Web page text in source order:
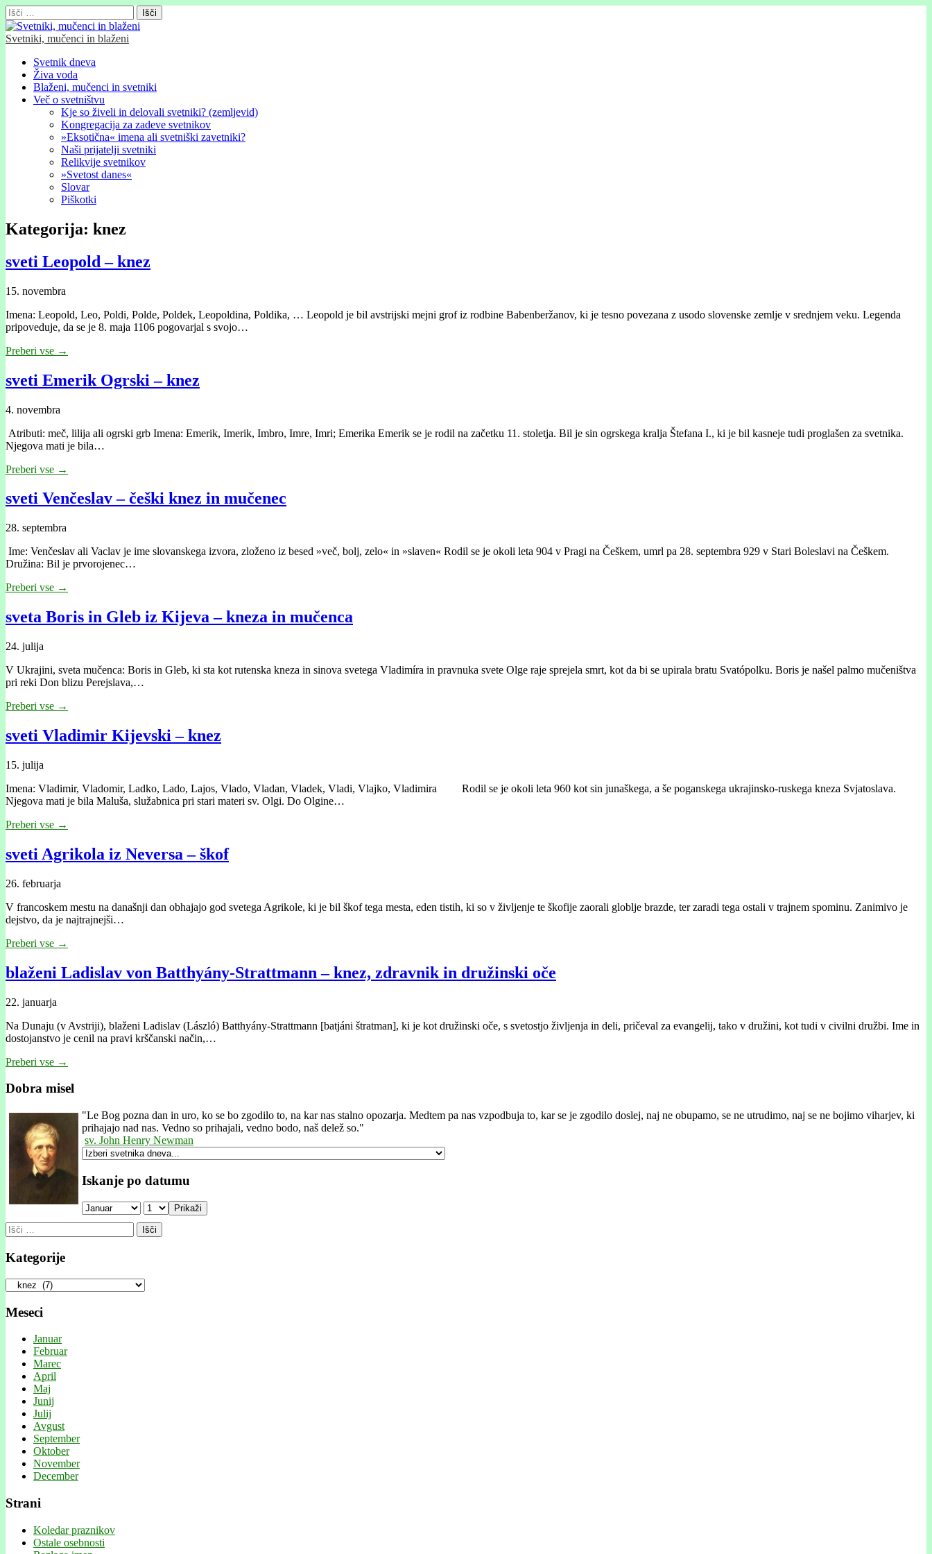
Išči:
Svetniki, mučenci in blaženi
Glavni
meni
Skip
content
Svetnik dneva
Živa voda
Blaženi, mučenci in svetniki
Več o svetništvu
Kje so živeli in delovali svetniki? (zemljevid)
Kongregacija za zadeve svetnikov
»Eksotična« imena ali svetniški zavetniki?
Naši prijatelji svetniki
Relikvije svetnikov
»Svetost danes«
Slovar
Piškotki
Kategorija: knez
sveti Leopold – knez
15. novembra
Imena: Leopold, Leo, Poldi, Polde, Poldek, Leopoldina, Poldika, … Leopold je bil avstrijski mejni grof iz rodbine Babenberžanov, ki je tesno povezana z usodo slovenske zemlje v srednjem veku. Legenda
pripoveduje, da se je 8. maja 1106 pogovarjal s svojo…
Preberi vse →
sveti Emerik Ogrski – knez
4. novembra
Atributi: meč, lilija ali ogrski grb Imena: Emerik, Imerik, Imbro, Imre, Imri; Emerika Emerik se je rodil na začetku 11. stoletja. Bil je sin ogrskega kralja Štefana I., ki je bil kasneje tudi proglašen za svetnika.
Njegova mati je bila…
Preberi vse →
sveti Venčeslav – češki knez in mučenec
28. septembra
Ime: Venčeslav ali Vaclav je ime slovanskega izvora, zloženo iz besed »več, bolj, zelo« in »slaven« Rodil se je okoli leta 904 v Pragi na Češkem, umrl pa 28. septembra 929 v Stari Boleslavi na Češkem.
Družina: Bil je prvorojenec…
Preberi vse →
sveta Boris in Gleb iz Kijeva – kneza in mučenca
24. julija
V Ukrajini, sveta mučenca: Boris in Gleb, ki sta kot rutenska kneza in sinova svetega Vladimíra in pravnuka svete Olge raje sprejela smrt, kot da bi se upirala bratu Svatópolku. Boris je našel palmo mučeništva
pri reki Don blizu Perejslava,…
Preberi vse →
sveti Vladimir Kijevski – knez
15. julija
Imena: Vladimir, Vladomir, Ladko, Lado, Lajos, Vlado, Vladan, Vladek, Vladi, Vlajko, Vladimira Rodil se je okoli leta 960 kot sin junaškega, a še poganskega ukrajinsko-ruskega kneza Svjatoslava.
Njegova mati je bila Maluša, služabnica pri stari materi sv. Olgi. Do Olgine…
Preberi vse →
sveti Agrikola iz Neversa – škof
26. februarja
V francoskem mestu na današnji dan obhajajo god svetega Agrikole, ki je bil škof tega mesta, eden tistih, ki so v življenje te škofije zaorali globlje brazde, ter zaradi tega ostali v trajnem spominu. Zanimivo je
dejstvo, da je najtrajnejši…
Preberi vse →
blaženi Ladislav von Batthyány-Strattmann – knez, zdravnik in družinski oče
22. januarja
Na Dunaju (v Avstriji), blaženi Ladislav (László) Batthyány-Strattmann [batjáni štratman], ki je kot družinski oče, s svetostjo življenja in deli, pričeval za evangelij, tako v družini, kot tudi v civilni družbi. Ime in
dostojanstvo je cenil na pravi krščanski način,…
Preberi vse →
Dobra misel
"Le Bog pozna dan in uro, ko se bo zgodilo to, na kar nas stalno opozarja. Medtem pa nas vzpodbuja to, kar se je zgodilo doslej, naj ne obupamo, se ne utrudimo, naj se ne bojimo viharjev, ki
prihajajo nad nas. Vedno so prihajali, vedno bodo, naš delež so."
sv. John Henry Newman
Iskanje po datumu
Prikaži
Išči:
Kategorije
Kategorije
Meseci
Januar
Februar
Marec
April
Maj
Junij
Julij
Avgust
September
Oktober
November
December
Strani
Koledar praznikov
Ostale osebnosti